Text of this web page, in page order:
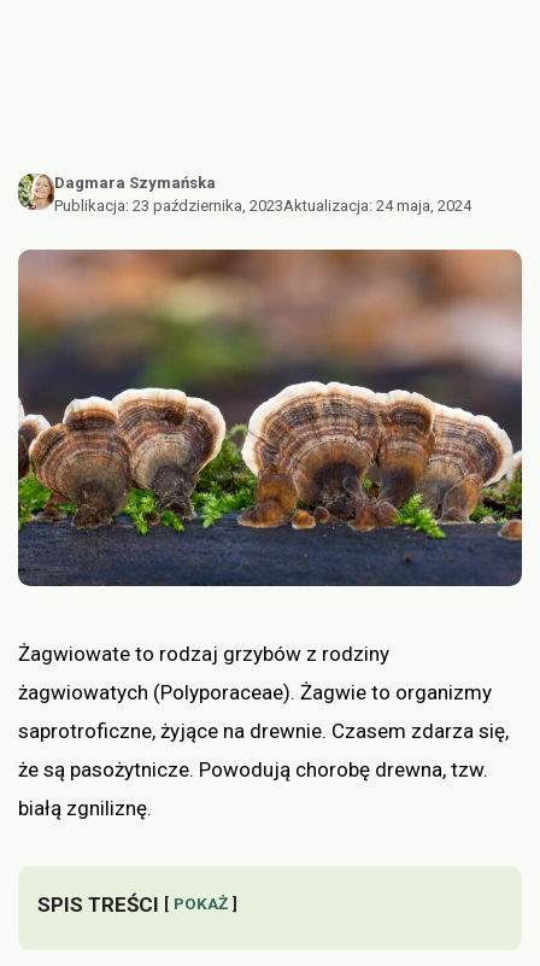
Dagmara Szymańska
Publikacja: 23 października, 2023Aktualizacja: 24 maja, 2024
Żagwiowate to rodzaj grzybów z rodziny
żagwiowatych (Polyporaceae). Żagwie to organizmy
saprotroficzne, żyjące na drewnie. Czasem zdarza się,
że są pasożytnicze. Powodują chorobę drewna, tzw.
białą zgniliznę.
SPIS TREŚCI POKAŻ